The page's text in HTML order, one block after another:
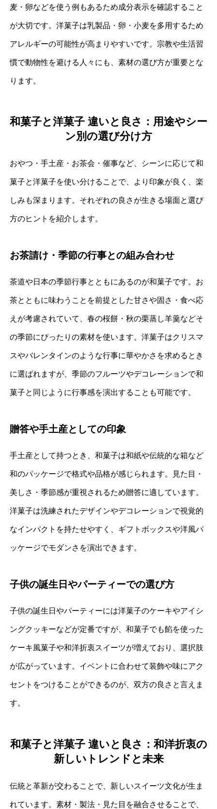
麦・卵などを使う例もあるため成分表示を確認すること
が大切です。洋菓子は乳製品・卵・小麦を多用するため
アレルギーの可能性が高まりやすいです。宗教や生活習
慣で動物性を避ける人々にも、素材の選び方が重要とな
ります。
和菓子と洋菓子 違いと良さ：用途やシー
ン別の選び分け方
おやつ・手土産・お茶会・催事など、シーンに応じて和
菓子と洋菓子を使い分けることで、より印象が良く、楽
しみも深まります。それぞれの良さが生きる場面と選び
方のヒントを紹介します。
お茶請け・季節の行事との組み合わせ
茶道や日本の季節行事とともにあるのが和菓子です。お
茶とともに味わうことを前提とした甘さや固さ・食べ応
えが考慮されていて、春の桜餅・秋の栗蒸し羊羹などそ
の季節にぴったりの素材を使います。洋菓子はクリスマ
スやバレンタインのような行事に華やかさを求めるとき
に選ばれますが、季節のフルーツやデコレーションで和
菓子と同じように行事感を演出することも可能です。
贈答や手土産としての印象
手土産として持つとき、和菓子は和紙や伝統的な箱など
和のパッケージで格式や品格が感じられます。見た目・
美しさ・季節感が重視されるため贈答に適しています。
洋菓子は洗練されたデザインやデコレーションで視覚的
なインパクトを持たせやすく、ギフトボックスや洋風パ
ッケージでモダンさを演出できます。
子供の誕生日やパーティーでの選び方
子供の誕生日やパーティーには洋菓子のケーキやアイシ
ングクッキーなどが定番ですが、和菓子でも餡を使った
ケーキ風菓子や和洋折衷スイーツが増えており、選択肢
が広がっています。イベントに合わせて装飾や味にアク
セントをつけることができるのが、双方の良さと言えま
す。
和菓子と洋菓子 違いと良さ：和洋折衷の
新しいトレンドと未来
伝統と革新が交わることで、新しいスイーツ文化が生ま
れています。素材・製法・見た目を融合させることで、